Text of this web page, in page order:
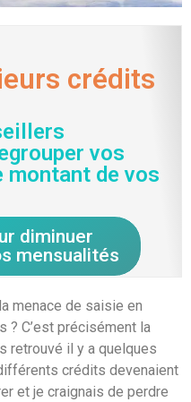
crédits
vos
de vos
diminuer
mensualités
menace de saisie en
? C’est précisément la
retrouvé il y a quelques
crédits devenaient
et je craignais de perdre